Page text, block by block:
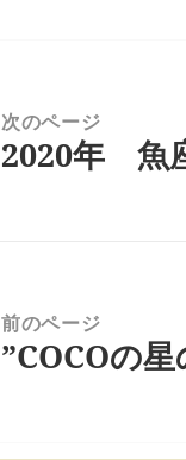
次のページ
前
2020年 魚
前のページ
次
”COCOの